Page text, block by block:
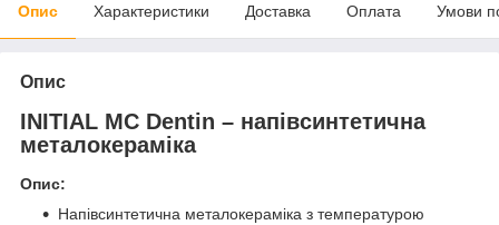
Опис Характеристики Доставка Оплата Умови
Опис
INITIAL MC Dentin – напівсинтетична
металокераміка
Опис:
Напівсинтетична металокераміка з температурою